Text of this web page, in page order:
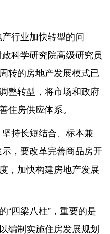
行业加快转型的问
科学研究院高级研究员
转的房地产发展模式已
整转型，将市场和政府
住房供应体系。
持长短结合、标本兼
，要改革完善商品房开
，加快构建房地产发展
四梁八柱”，重要的是
编制实施住房发展规划